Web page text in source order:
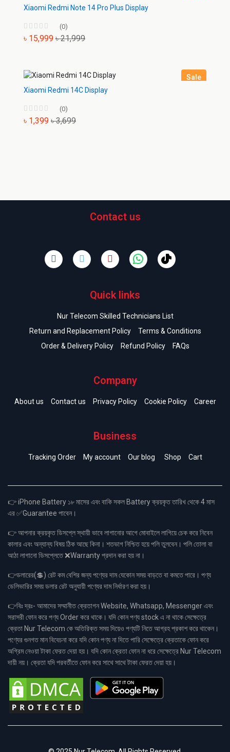
Xiaomi Redmi Note 14 Pro Plus Display
(0)
৳ 15,999 ৳ 21,999
Sale
Xiaomi Redmi 14C Display
(0)
৳ 1,399 ৳ 3,699
Contact us
Quick links
Nur Telecom Skilled Technicians List
Return and Replacement Policy
Terms & Conditions
Order & Delivery Policy
Refund Policy FAQs
Company
About us Contact us Privacy Policy Cookie Policy Career
Business
Tracking Order My account Our blog Shop Cart
👉 iPhone Battery ১৮ মাসের এবং বাকি সকল Battery ক্রয়কৃত তারিখ থেকে 4 মাস
এর ✅Guarantee পাবেন।
👉 আপনার ক্রয়কৃত ডিসপ্লে স্থায়ী ভাবে লাগানোর আগে মোবাইলে লাগিয়ে চেক করে নিবেন
কালার এবং অন্যান্য বিষয় ঠিক আছে কিনা। শতভাগ নিশ্চিত হয়ে পলি তুলবেন। পলি তোলা বা
আঠা লাগানো ডিসপ্লেতে ❌Warranty প্রদান করা হয় না।
👉ডলারের(💲) রেট কম বেশির জন্য পণ্যের দাম যেকোন সময় বাড়তে বা কমতে পারে। পণ্য
ডেলিভারির সময় ডলার রেট অনুযায়ী পণ্যের দাম নির্ধারণ করা হয়।
👉বিঃ দ্রঃ- আমাদের সম্মানীত ক্রেতাগন Website, Whatsapp, Messenger এবং
সরাসরী ফোন করে পণ্য Order করে থাকে। যদি কোন পণ্য stock এ না থাকে সেক্ষেত্রে
ক্রেতা Nur Telecom কে অতিরিক্ত সময় দিয়েও পণ্যটি নিতে আগ্রহ প্রকাশ করে থাকেন।
পণ্যের গুনগত মান বিবেচনা করে যদি কোন পণ্য না দিতে পারি সেক্ষেত্রে ক্রেতাকে ফোন করে
অগ্রিম নেওয়া টাকা ফেরত দেয়া হয়। যদি কোন ক্রেতা ফোন না ধরে সেক্ষেত্রে Nur Telecom
দায়ী নয়। ক্রেতা যদি পরবর্তীতে ফোন করে সাথে সাথে টাকা ফেরত দেয়া হয়।